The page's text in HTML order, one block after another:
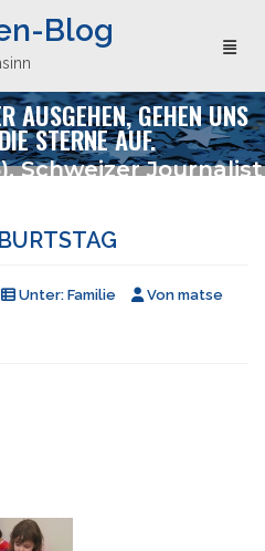
Blog
AUSGEHEN, GEHEN UNS
STERNE AUF.
Schweizer Journalist
Unter: Familie Von matse